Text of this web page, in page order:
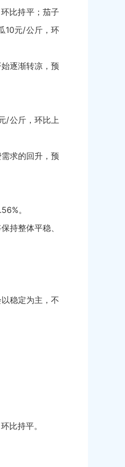
比持平；茄子
10元/公斤，环
逐渐转凉，预
/公斤，环比上
求的回升，预
。
持整体平稳、
稳定为主，不
比持平。